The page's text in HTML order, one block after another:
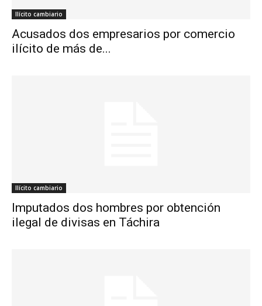
Ilícito cambiario
Acusados dos empresarios por comercio
ilícito de más de...
Ilícito cambiario
Imputados dos hombres por obtención
ilegal de divisas en Táchira